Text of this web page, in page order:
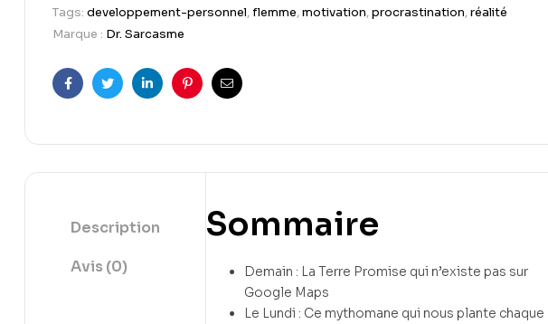
Tags: developpement-personnel,flemme,motivation,procrastination,réalité
Marque : Dr. Sarcasme
FacebookTwitterLinkedinPinterestEmail
Description
Avis (0)
Sommaire
Demain : La Terre Promise qui n’existe pas sur
Google Maps
Le Lundi : Ce mythomane qui nous plante chaque